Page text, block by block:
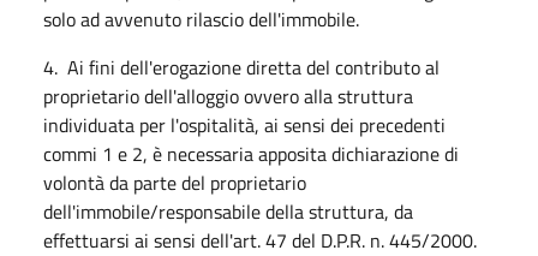
solo ad avvenuto rilascio dell'immobile.
4. Ai fini dell'erogazione diretta del contributo al
proprietario dell'alloggio ovvero alla struttura
individuata per l'ospitalità, ai sensi dei precedenti
commi 1 e 2, è necessaria apposita dichiarazione di
volontà da parte del proprietario
dell'immobile/responsabile della struttura, da
effettuarsi ai sensi dell'art. 47 del D.P.R. n. 445/2000.